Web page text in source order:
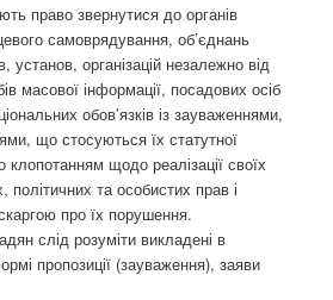
право звернутися до органів
самоврядування, об’єднань
установ, організацій незалежно від
масової інформації, посадових осіб
обов’язків із зауваженнями,
що стосуються їх статутної
клопотанням щодо реалізації своїх
політичних та особистих прав і
про їх порушення.
слід розуміти викладені в
пропозиції (зауваження), заяви